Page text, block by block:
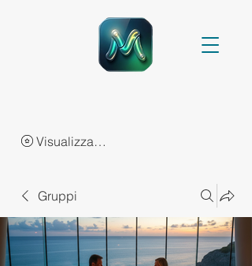
Visualizza punti
Gruppi